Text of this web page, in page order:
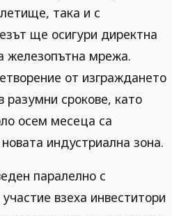
така и с
ще осигури директна
железопътна мрежа.
от изграждането
разумни срокове, като
осем месеца са
индустриална зона.
паралелно с
взеха инвеститори